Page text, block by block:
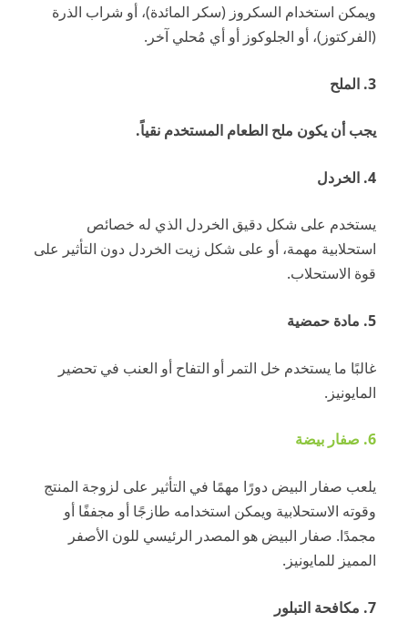
ويمكن استخدام السكروز (سكر المائدة)، أو شراب الذرة
(الفركتوز)، أو الجلوكوز أو أي مُحلي آخر.
3. الملح
يجب أن يكون ملح الطعام المستخدم نقياً.
4. الخردل
يستخدم على شكل دقيق الخردل الذي له خصائص
استحلابية مهمة، أو على شكل زيت الخردل دون التأثير على
قوة الاستحلاب.
5. مادة حمضية
غالبًا ما يستخدم خل التمر أو التفاح أو العنب في تحضير
المايونيز.
6. صفار بيضة
يلعب صفار البيض دورًا مهمًا في التأثير على لزوجة المنتج
وقوته الاستحلابية ويمكن استخدامه طازجًا أو مجففًا أو
مجمدًا. صفار البيض هو المصدر الرئيسي للون الأصفر
المميز للمايونيز.
7. مكافحة التبلور